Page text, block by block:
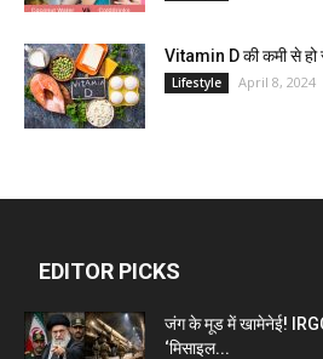
Vitamin D की कमी से हो
Lifestyle April 8, 2024
EDITOR PICKS
जंग के मूड में खामेनेई!
‘मिसाइल...